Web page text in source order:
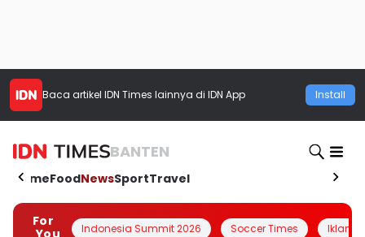
Baca artikel IDN Times lainnya di IDN App Install
BANTEN
HomeFoodNewsSportTravel
For
You
Indonesia Summit 2026 Soccer Times Iklanin